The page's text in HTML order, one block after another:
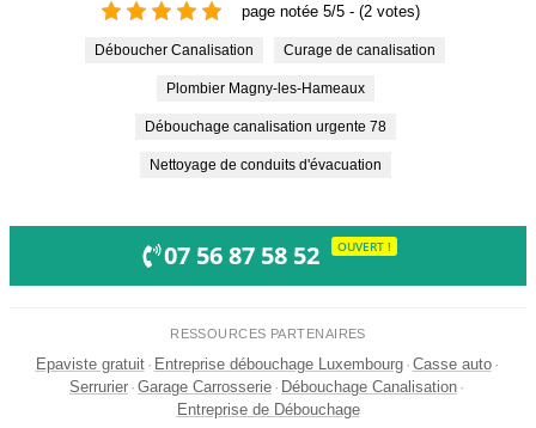
page notée 5/5 - (2 votes)
Déboucher Canalisation Curage de canalisation
Plombier Magny-les-Hameaux
Débouchage canalisation urgente 78
Nettoyage de conduits d'évacuation
07 56 87 58 52 OUVERT !
RESSOURCES PARTENAIRES
Epaviste gratuit · Entreprise débouchage Luxembourg · Casse auto ·
Serrurier · Garage Carrosserie · Débouchage Canalisation ·
Entreprise de Débouchage